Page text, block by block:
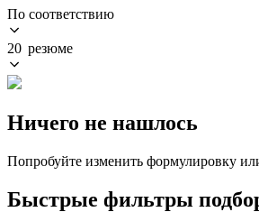
По соответствию
20 резюме
Ничего не нашлось
Попробуйте изменить формулировку
Быстрые фильтры